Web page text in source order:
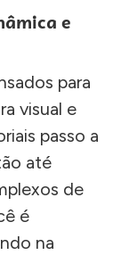
e
para
visual e
passo a
até
de
é
na